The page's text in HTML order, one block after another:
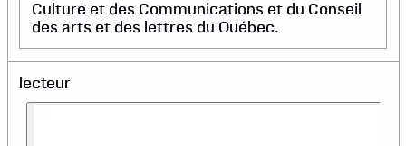
Culture et des Communications et du Conseil
des arts et des lettres du Québec.
lecteur